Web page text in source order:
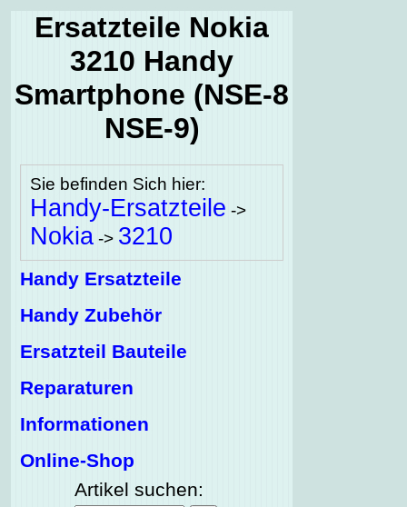
Ersatzteile Nokia
3210 Handy
Smartphone (NSE-8
NSE-9)
Sie befinden Sich hier:
Handy-Ersatzteile ->
Nokia -> 3210
Handy Ersatzteile
Handy Zubehör
Ersatzteil Bauteile
Reparaturen
Informationen
Online-Shop
Artikel suchen: